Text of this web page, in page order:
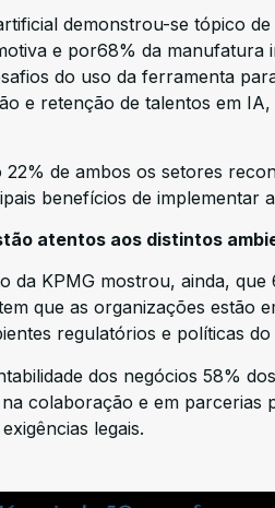
demonstrou-se tópico
e por68% da manufatura
do uso da ferramenta
e retenção de talentos em
de ambos os setores
benefícios de implementar
atentos aos distintos
da KPMG mostrou, ainda,
que as organizações estão
regulatórios e políticas do
dos negócios 58%
colaboração e em parcerias
legais.